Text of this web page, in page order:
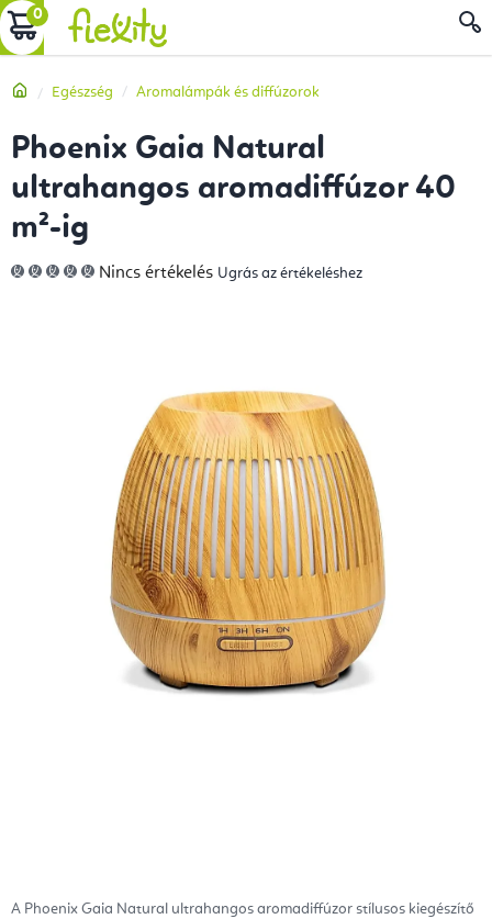
Ugrás
a
tartalomhoz
KOSÁR
Kezdőlap
Egészség Aromalámpák és diffúzorok
A Phoenix Gaia Natural ultrahangos aromadiffúzor stílusos kiegészítő
Phoenix Gaia Natural
ultrahangos aromadiffúzor 40
m²-ig
A
termék
Nincs értékelés Ugrás az értékeléshez